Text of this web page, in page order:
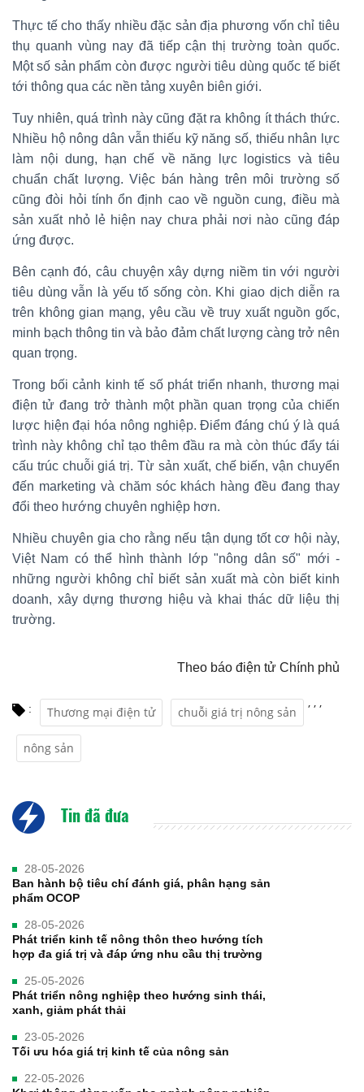
Thực tế cho thấy nhiều đặc sản địa phương vốn chỉ tiêu
thụ quanh vùng nay đã tiếp cận thị trường toàn quốc.
Một số sản phẩm còn được người tiêu dùng quốc tế biết
tới thông qua các nền tảng xuyên biên giới.
Tuy nhiên, quá trình này cũng đặt ra không ít thách thức.
Nhiều hộ nông dân vẫn thiếu kỹ năng số, thiếu nhân lực
làm nội dung, hạn chế về năng lực logistics và tiêu
chuẩn chất lượng. Việc bán hàng trên môi trường số
cũng đòi hỏi tính ổn định cao về nguồn cung, điều mà
sản xuất nhỏ lẻ hiện nay chưa phải nơi nào cũng đáp
ứng được.
Bên cạnh đó, câu chuyện xây dựng niềm tin với người
tiêu dùng vẫn là yếu tố sống còn. Khi giao dịch diễn ra
trên không gian mạng, yêu cầu về truy xuất nguồn gốc,
minh bạch thông tin và bảo đảm chất lượng càng trở nên
quan trọng.
Trong bối cảnh kinh tế số phát triển nhanh, thương mại
điện tử đang trở thành một phần quan trọng của chiến
lược hiện đại hóa nông nghiệp. Điểm đáng chú ý là quá
trình này không chỉ tạo thêm đầu ra mà còn thúc đẩy tái
cấu trúc chuỗi giá trị. Từ sản xuất, chế biến, vận chuyển
đến marketing và chăm sóc khách hàng đều đang thay
đổi theo hướng chuyên nghiệp hơn.
Nhiều chuyên gia cho rằng nếu tận dụng tốt cơ hội này,
Việt Nam có thể hình thành lớp "nông dân số" mới -
những người không chỉ biết sản xuất mà còn biết kinh
doanh, xây dựng thương hiệu và khai thác dữ liệu thị
trường.
Theo báo điện tử Chính phủ
: Thương mại điện tử
,
chuỗi giá trị nông sản
,
nông sản
,
Tin đã đưa
28-05-2026
Ban hành bộ tiêu chí đánh giá, phân hạng sản
phẩm OCOP
28-05-2026
Phát triển kinh tế nông thôn theo hướng tích
hợp đa giá trị và đáp ứng nhu cầu thị trường
25-05-2026
Phát triển nông nghiệp theo hướng sinh thái,
xanh, giảm phát thải
23-05-2026
Tối ưu hóa giá trị kinh tế của nông sản
22-05-2026